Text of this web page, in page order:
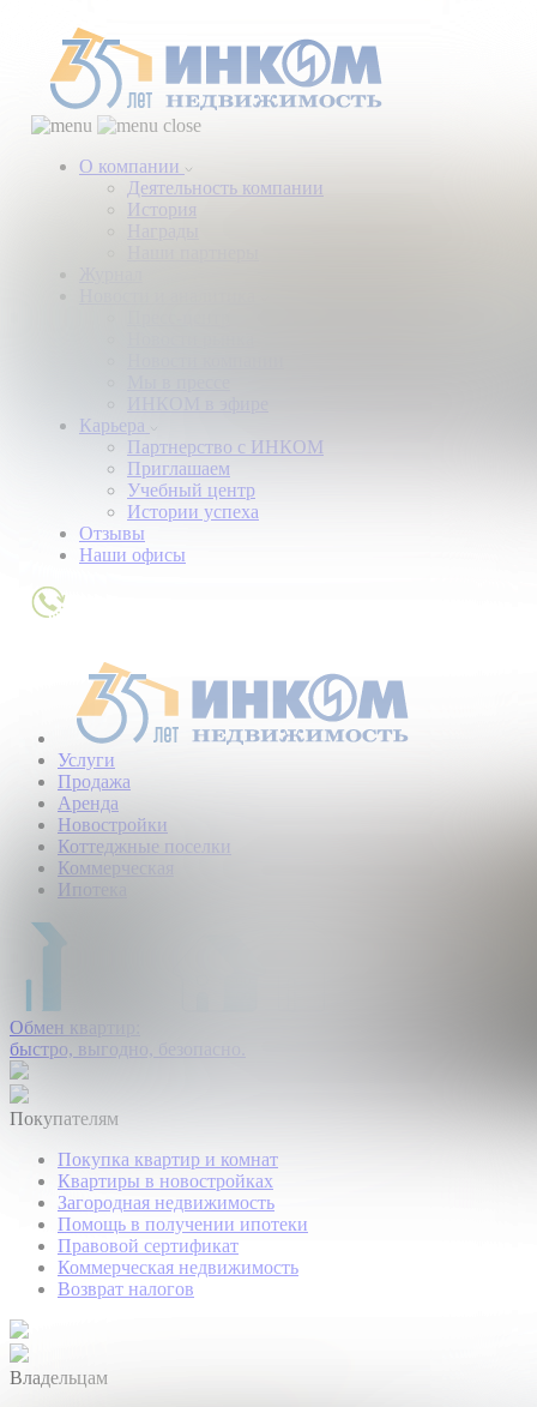
О компании
Деятельность компании
История
Карьера
Партнерство с ИНКОМ
Приглашаем
Учебный центр
Истории успеха
Отзывы
Наши офисы
Услуги
Продажа
Аренда
Новостройки
Коттеджные поселки
Коммерческая
Ипотека
Обмен квартир:
быстро, выгодно, безопасно.
Покупателям
Покупка квартир и комнат
Квартиры в новостройках
Загородная недвижимость
Помощь в получении ипотеки
Правовой сертификат
Коммерческая недвижимость
Возврат налогов
Владельцам